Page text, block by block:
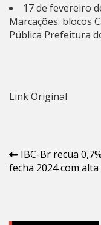
17 de fevereiro
Marcações: blocos
Pública Prefeitura
Link Original
Navegação
de
IBC-Br recua
fecha 2024 com alta